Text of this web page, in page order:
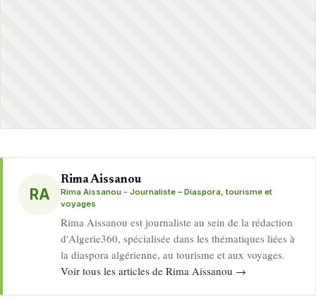
RA
Rima Aissanou
Rima Aissanou - Journaliste – Diaspora, tourisme et
voyages
Rima Aissanou est journaliste au sein de la rédaction
d'Algerie360, spécialisée dans les thématiques liées à
la diaspora algérienne, au tourisme et aux voyages.
Voir tous les articles de Rima Aissanou →